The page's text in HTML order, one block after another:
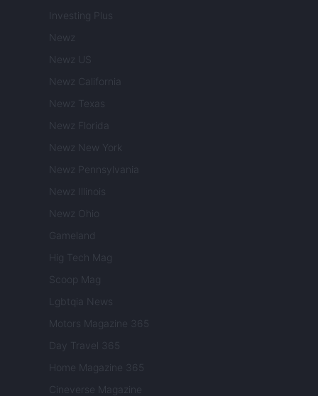
Investing Plus
Newz
Newz US
Newz California
Newz Texas
Newz Florida
Newz New York
Newz Pennsylvania
Newz Illinois
Newz Ohio
Gameland
Hig Tech Mag
Scoop Mag
Lgbtqia News
Motors Magazine 365
Day Travel 365
Home Magazine 365
Cineverse Magazine